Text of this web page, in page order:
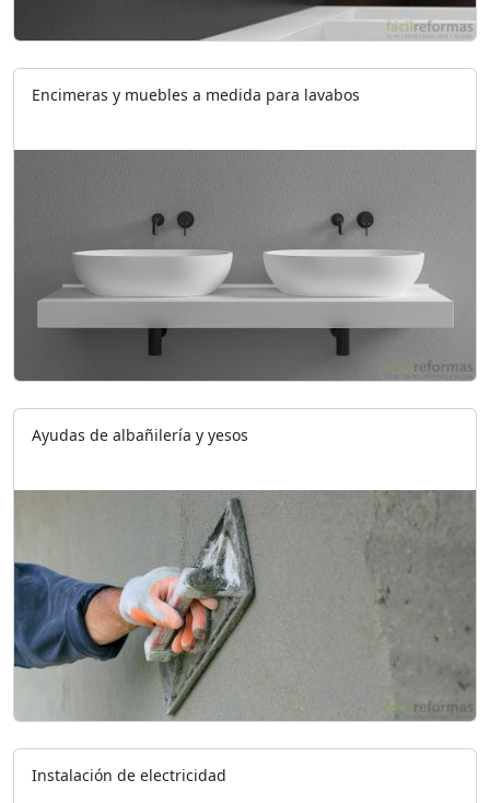
Encimeras y muebles a medida para lavabos
Ayudas de albañilería y yesos
Instalación de electricidad